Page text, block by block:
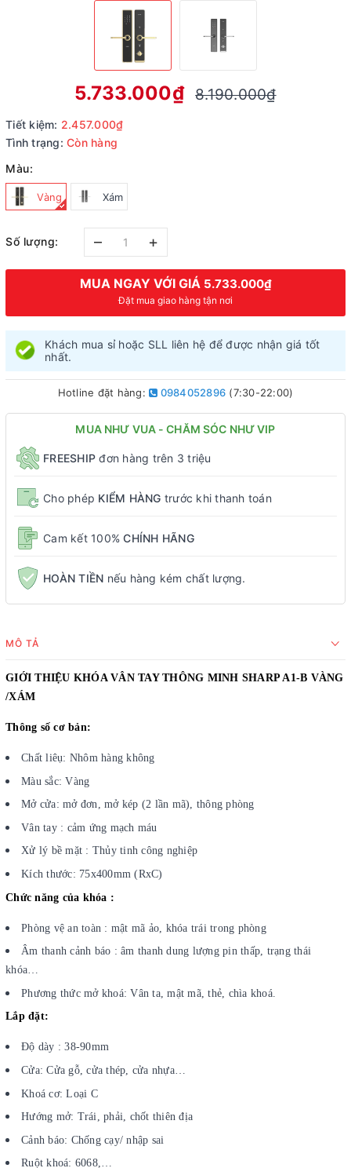
5.733.000₫ 8.190.000₫
Tiết kiệm: 2.457.000₫
Tình trạng: Còn hàng
Màu:
Vàng Xám
Số lượng: – +
MUA NGAY VỚI GIÁ 5.733.000₫
Đặt mua giao hàng tận nơi
Khách mua sỉ hoặc SLL liên hệ để được nhận giá tốt
nhất.
Hotline đặt hàng: 0984052896 (7:30-22:00)
MUA NHƯ VUA - CHĂM SÓC NHƯ VIP
FREESHIP đơn hàng trên 3 triệu
Cho phép KIỂM HÀNG trước khi thanh toán
Cam kết 100% CHÍNH HÃNG
HOÀN TIỀN nếu hàng kém chất lượng.
MÔ TẢ
GIỚI THIỆU KHÓA VÂN TAY THÔNG MINH SHARP A1-B VÀNG
/XÁM
Thông số cơ bản:
Chất liêụ: Nhôm hàng không
Màu sắc: Vàng
Mở cửa: mở đơn, mở kép (2 lần mã), thông phòng
Vân tay : cảm ứng mạch máu
Xử lý bề mặt : Thủy tinh công nghiệp
Kích thước: 75x400mm (RxC)
Chức năng của khóa :
Phòng vệ an toàn : mật mã ảo, khóa trái trong phòng
Âm thanh cảnh báo : âm thanh dung lượng pin thấp, trạng thái
khóa…
Phương thức mở khoá: Vân ta, mật mã, thẻ, chìa khoá.
Lắp đặt:
Độ dày : 38-90mm
Cửa: Cửa gỗ, cửa thép, cửa nhựa…
Khoá cơ: Loại C
Hướng mở: Trái, phải, chốt thiên địa
Cảnh báo: Chống cạy/ nhập sai
Ruột khoá: 6068,…